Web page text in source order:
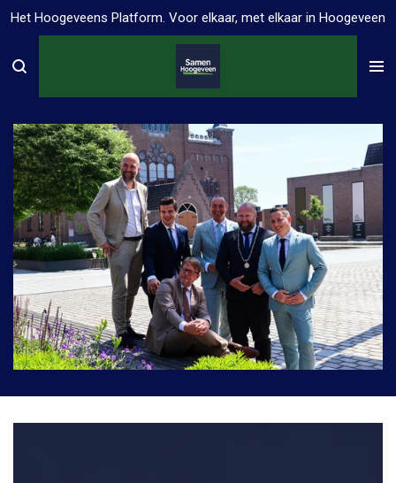
Ga
naar
Het Hoogeveens Platform. Voor elkaar, met elkaar in Hoogeveen